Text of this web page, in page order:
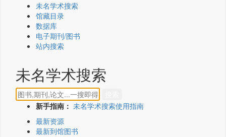
未名学术搜索
馆藏目录
数据库
电子期刊/图书
站内搜索
未名学术搜索
新手指南： 未名学术搜索使用指南
最新资源
最新到馆图书